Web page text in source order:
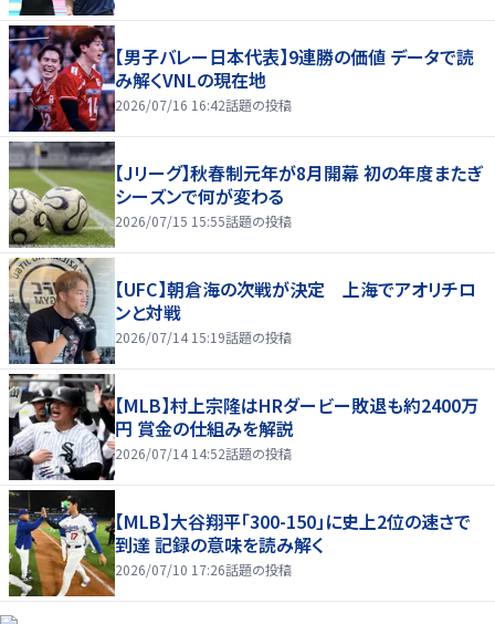
【男子バレー日本代表】9連勝の価値 データで読
み解くVNLの現在地
2026/07/16 16:42話題の投稿
【Jリーグ】秋春制元年が8月開幕 初の年度またぎ
シーズンで何が変わる
2026/07/15 15:55話題の投稿
【UFC】朝倉海の次戦が決定 上海でアオリチロ
ンと対戦
2026/07/14 15:19話題の投稿
【MLB】村上宗隆はHRダービー敗退も約2400万
円 賞金の仕組みを解説
2026/07/14 14:52話題の投稿
【MLB】大谷翔平「300-150」に史上2位の速さで
到達 記録の意味を読み解く
2026/07/10 17:26話題の投稿